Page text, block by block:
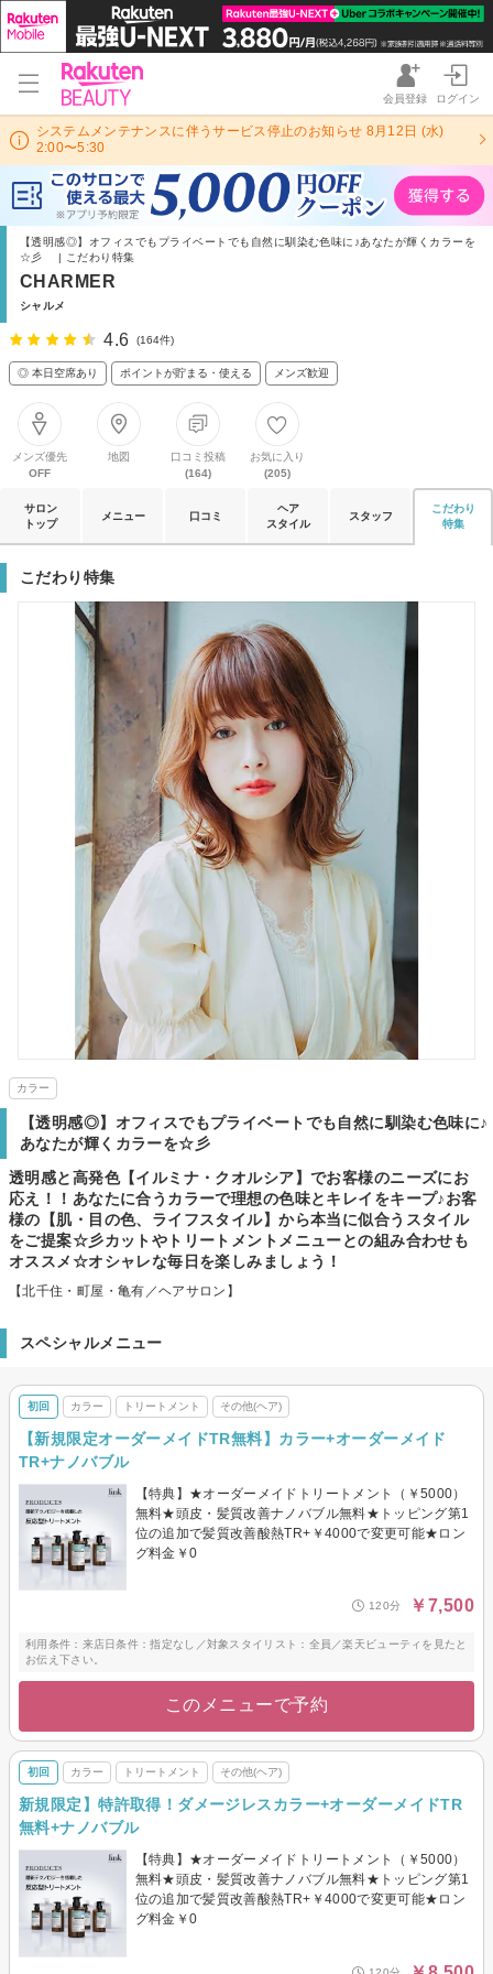
会員登録 ログイン
システムメンテナンスに伴うサービス停止のお知らせ 8月12日 (水)
2:00〜5:30
【透明感◎】オフィスでもプライベートでも自然に馴染む色味に♪あなたが輝くカラーを
☆彡 | こだわり特集
CHARMER
シャルメ
4.6 (164件)
◎ 本日空席あり ポイントが貯まる・使える メンズ歓迎
メンズ優先
OFF
地図
口コミ投稿
(164)
お気に入り
(205)
サロン
トップ
メニュー 口コミ
ヘア
スタイル
スタッフ
こだわり
特集
こだわり特集
カラー
【透明感◎】オフィスでもプライベートでも自然に馴染む色味に♪
あなたが輝くカラーを☆彡
透明感と高発色【イルミナ・クオルシア】でお客様のニーズにお
応え！！あなたに合うカラーで理想の色味とキレイをキープ♪お客
様の【肌・目の色、ライフスタイル】から本当に似合うスタイル
をご提案☆彡カットやトリートメントメニューとの組み合わせも
オススメ☆オシャレな毎日を楽しみましょう！
【北千住・町屋・亀有／ヘアサロン】
スペシャルメニュー
初回 カラー トリートメント その他(ヘア)
【新規限定オーダーメイドTR無料】カラー+オーダーメイド
TR+ナノバブル
【特典】★オーダーメイドトリートメント（￥5000）
無料★頭皮・髪質改善ナノバブル無料★トッピング第1
位の追加で髪質改善酸熱TR+￥4000で変更可能★ロン
グ料金￥0
120分 ￥7,500
利用条件：来店日条件：指定なし／対象スタイリスト：全員／楽天ビューティを見たと
お伝え下さい。
このメニューで予約
初回 カラー トリートメント その他(ヘア)
新規限定】特許取得！ダメージレスカラー+オーダーメイドTR
無料+ナノバブル
【特典】★オーダーメイドトリートメント（￥5000）
無料★頭皮・髪質改善ナノバブル無料★トッピング第1
位の追加で髪質改善酸熱TR+￥4000で変更可能★ロン
グ料金￥0